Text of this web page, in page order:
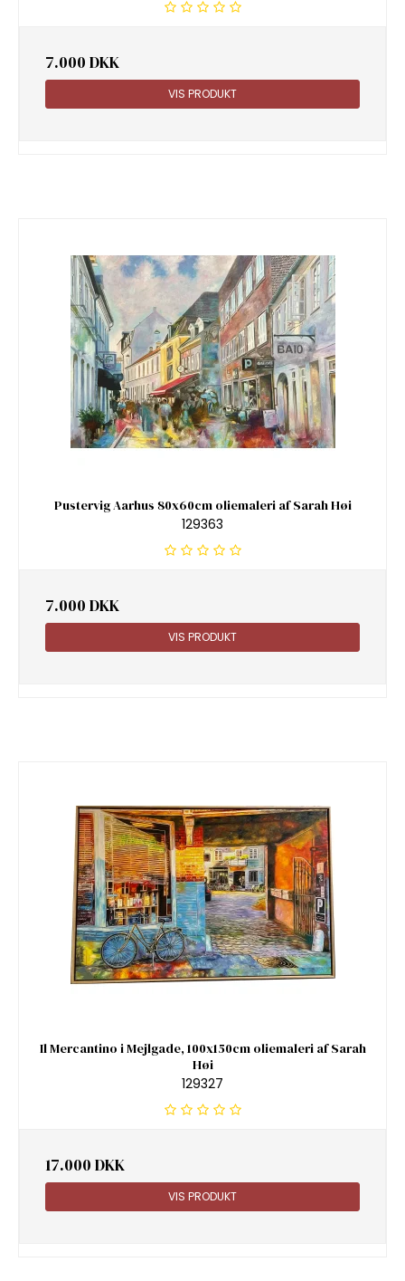
7.000 DKK
VIS PRODUKT
Pustervig Aarhus 80x60cm oliemaleri af Sarah Høi
129363
7.000 DKK
VIS PRODUKT
Il Mercantino i Mejlgade, 100x150cm oliemaleri af Sarah
Høi
129327
17.000 DKK
VIS PRODUKT